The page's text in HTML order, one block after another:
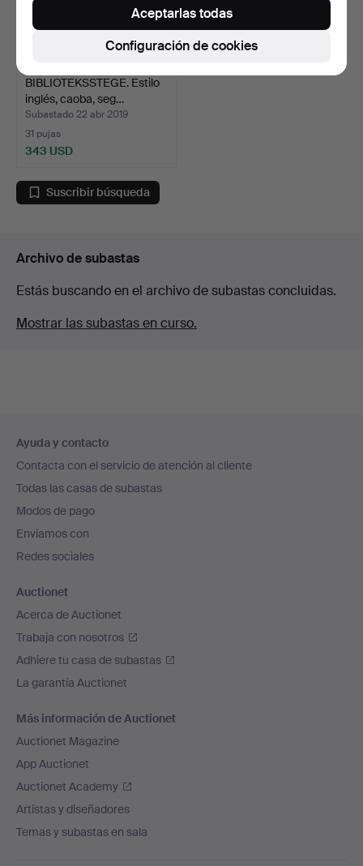
BIBLIOTEKSSTEGE. Estilo
inglés, caoba, seg…
Subastado 22 abr 2019
31 pujas
343 USD
Suscribir búsqueda
Archivo de subastas
Estás buscando en el archivo de subastas concluidas.
Mostrar las subastas en curso.
en
el
pie
de
página
Ayuda y contacto
Contacta con el servicio de atención al cliente
Todas las casas de subastas
Modos de pago
Enviamos con
Redes sociales
Auctionet
Acerca de Auctionet
Trabaja con nosotros
Adhiere tu casa de subastas
La garantía Auctionet
Más información de Auctionet
Auctionet Magazine
App Auctionet
Auctionet Academy
Artistas y diseñadores
Temas y subastas en sala
Configuración de cookies
Aceptarlas todas